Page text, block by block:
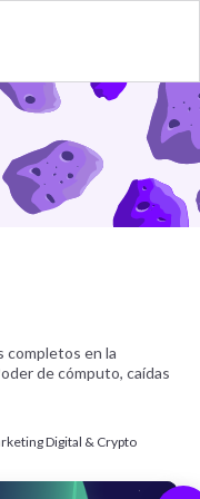
completos en la
de cómputo, caídas
Digital & Crypto